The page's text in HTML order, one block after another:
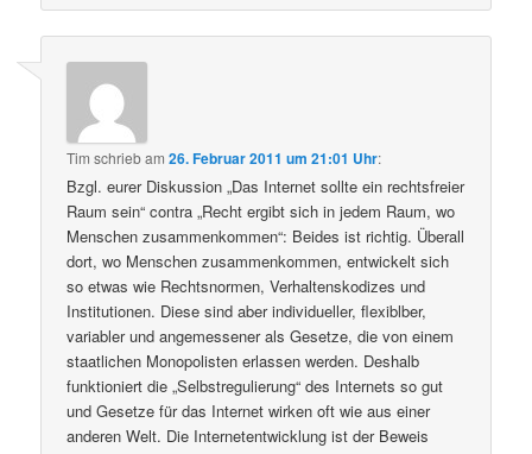
Tim schriebam26. Februar 2011 um 21:01 Uhr:
Bzgl. eurer Diskussion „Das Internet sollte ein rechtsfreier
Raum sein“ contra „Recht ergibt sich in jedem Raum, wo
Menschen zusammenkommen“: Beides ist richtig. Überall
dort, wo Menschen zusammenkommen, entwickelt sich
so etwas wie Rechtsnormen, Verhaltenskodizes und
Institutionen. Diese sind aber individueller, flexiblber,
variabler und angemessener als Gesetze, die von einem
staatlichen Monopolisten erlassen werden. Deshalb
funktioniert die „Selbstregulierung“ des Internets so gut
und Gesetze für das Internet wirken oft wie aus einer
anderen Welt. Die Internetentwicklung ist der Beweis